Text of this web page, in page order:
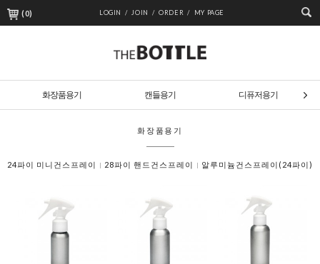
(0) LOGIN / JOIN / ORDER / MY PAGE
화장품용기 캔들용기 디퓨저용기
화장품용기
24파이 미니건스프레이 28파이 핸드건스프레이 알루미늄건스프레이(24파이)